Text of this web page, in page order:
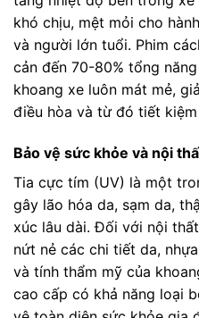
khó chịu, mệt mỏi cho
và người lớn tuổi. Phim
cản đến 70-80% tổng
khoang xe luôn mát mẻ,
điều hòa và từ đó tiết kiệm
Bảo vệ sức khỏe và nội
Tia cực tím (UV) là một
gây lão hóa da, sạm da,
xúc lâu dài. Đối với nội
nứt nẻ các chi tiết da,
và tính thẩm mỹ của
cao cấp có khả năng loại